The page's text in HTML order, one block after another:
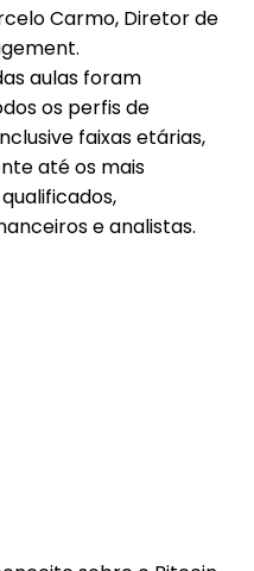
Carmo, Diretor de
aulas foram
os perfis de
faixas etárias,
até os mais
e analistas.